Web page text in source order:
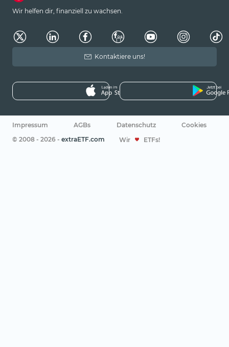
Wir helfen dir, finanziell zu wachsen.
Kontaktiere uns!
Impressum AGBs Datenschutz
Cookies
© 2008 - 2026 - extraETF.com Wir ETFs!